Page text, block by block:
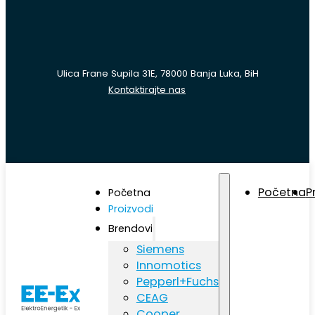
Ulica Frane Supila 31E, 78000 Banja Luka, BiH
Kontaktirajte nas
Početna
Proizvodi
Brendovi
Siemens
Innomotics
Pepperl+Fuchs
CEAG
Početna